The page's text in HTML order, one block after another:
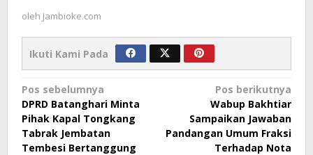
oleh Jambioke.com
Ikuti Kami Pada
Navigasi
pos
Pos sebelumnya
DPRD Batanghari Minta
Pihak Kapal Tongkang
Tabrak Jembatan
Tembesi Bertanggung
Pos berikutnya
Wabup Bakhtiar
Sampaikan Jawaban
Pandangan Umum Fraksi
Terhadap Nota